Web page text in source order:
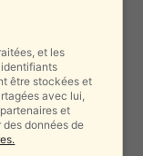
des Cars, a
seront
maximales
et les
être stockées et
avec lui,
et
données de